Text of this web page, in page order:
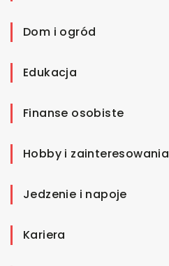
Dom i ogród
Edukacja
Finanse osobiste
Hobby i zainteresowania
Jedzenie i napoje
Kariera